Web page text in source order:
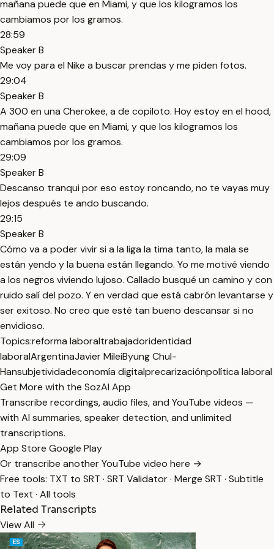
mañana puede que en Miami, y que los kilogramos los
cambiamos por los gramos.
28:59
Speaker B
Me voy para el Nike a buscar prendas y me piden fotos.
29:04
Speaker B
A 300 en una Cherokee, a de copiloto. Hoy estoy en el hood,
mañana puede que en Miami, y que los kilogramos los
cambiamos por los gramos.
29:09
Speaker B
Descanso tranqui por eso estoy roncando, no te vayas muy
lejos después te ando buscando.
29:15
Speaker B
Cómo va a poder vivir si a la liga la tima tanto, la mala se
están yendo y la buena están llegando. Yo me motivé viendo
a los negros viviendo lujoso. Callado busqué un camino y con
ruido salí del pozo. Y en verdad que está cabrón levantarse y
ser exitoso. No creo que esté tan bueno descansar si no
envidioso.
Topics:reforma laboraltrabajadoridentidad
laboralArgentinaJavier MileiByung Chul-
Hansubjetividadeconomía digitalprecarizaciónpolítica laboral
Get More with the SozAI App
Transcribe recordings, audio files, and YouTube videos —
with AI summaries, speaker detection, and unlimited
transcriptions.
App Store Google Play
Or transcribe another YouTube video here →
Free tools: TXT to SRT · SRT Validator· Merge SRT · Subtitle
to Text · All tools
Related Transcripts
View All